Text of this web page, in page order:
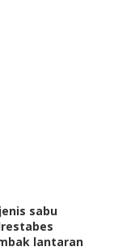
sabu
lantaran